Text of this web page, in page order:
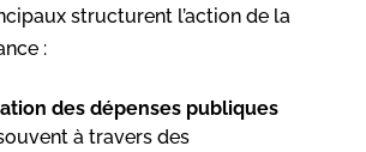
structurent l’action de la
:
des dépenses publiques
à travers des